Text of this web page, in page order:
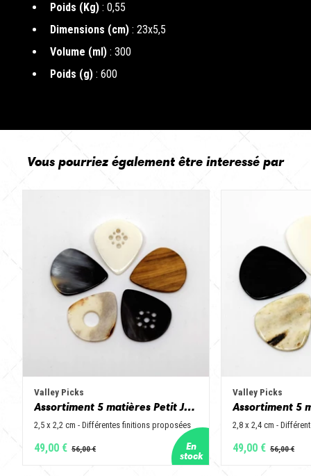
Poids (Kg) : 0,55
Dimensions (cm) : 23x5,5
Volume (ml) : 300
Poids (g) : 600
Vous pourriez également être interessé par
Valley Picks
Assortiment 5 matières Petit Jazz - Corne de vache, os, bois de cerf, buis et corne de buffle
2,5 x 2,2 cm - Différentes finitions proposées
49,00 €
Valley Picks
2,8 x 2,4 cm -
49,00 €